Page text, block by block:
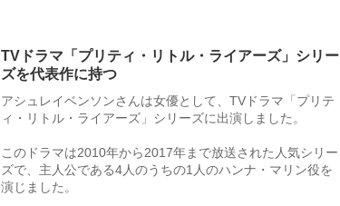
TVドラマ「プリティ・リトル・ライアーズ」シリー
ズを代表作に持つ
アシュレイベンソンさんは女優として、TVドラマ「プリテ
ィ・リトル・ライアーズ」シリーズに出演しました。
このドラマは2010年から2017年まで放送された人気シリー
ズで、主人公である4人のうちの1人のハンナ・マリン役を
演じました。